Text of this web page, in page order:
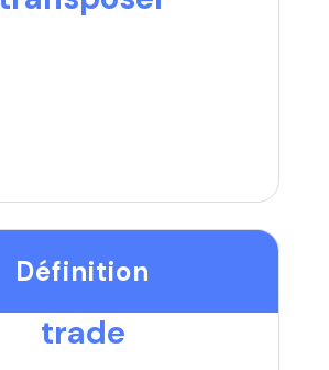
Définition
trade